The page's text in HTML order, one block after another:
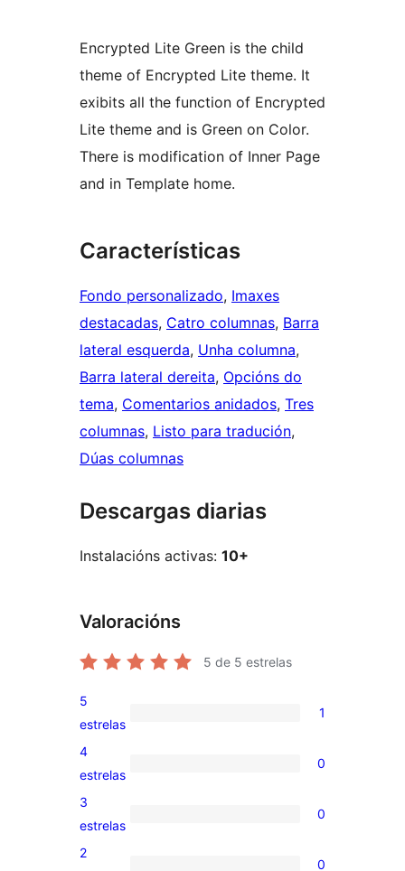
Encrypted Lite Green is the child
theme of Encrypted Lite theme. It
exibits all the function of Encrypted
Lite theme and is Green on Color.
There is modification of Inner Page
and in Template home.
Características
Fondo personalizado, Imaxes
destacadas, Catro columnas, Barra
lateral esquerda, Unha columna
Barra lateral dereita, Opcións do
tema, Comentarios anidados, Tres
columnas, Listo para tradución
Dúas columnas
Descargas diarias
Instalacións activas: 10+
Valoracións
5 de 5 estrelas
1
valoración
de
5
estrelas
1
0
valoracións
de
4
estrelas
0
0
valoracións
3
estrelas
0
2
0